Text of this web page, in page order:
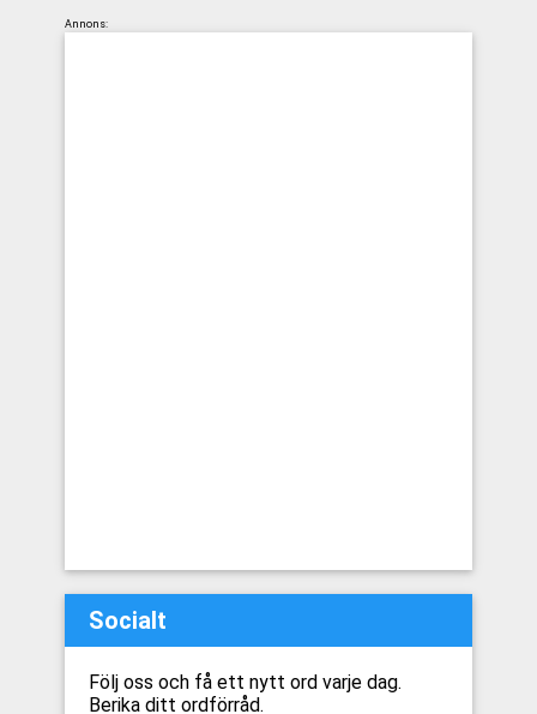
Annons:
Socialt
Följ oss och få ett nytt ord varje dag.
Berika ditt ordförråd.